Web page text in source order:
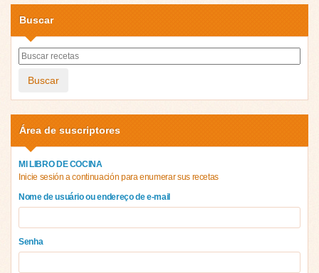
Buscar
Buscar
Área de suscriptores
MI LIBRO DE COCINA
Inicie sesión a continuación para enumerar sus recetas
Nome de usuário ou endereço de e-mail
Senha